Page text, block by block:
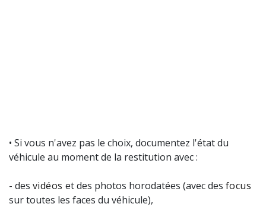
• Si vous n'avez pas le choix, documentez l'état du
véhicule au moment de la restitution avec :
- des vidéos et des photos horodatées (avec des focus
sur toutes les faces du véhicule),